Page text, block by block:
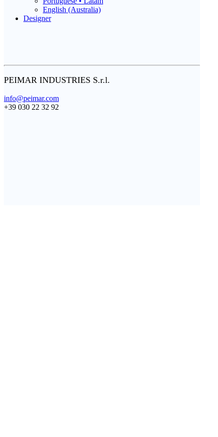
English (Australia)
Designer
PEIMAR INDUSTRIES S.r.l.
info@peimar.com
+39 030 22 32 92